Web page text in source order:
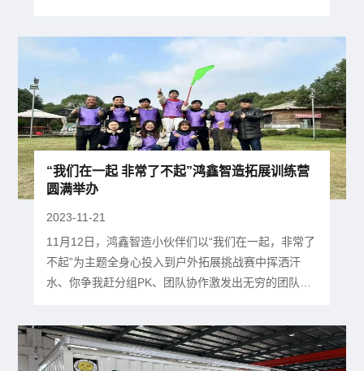
为12500*7000*4000mm，其中包含两台1200kw的磁
悬浮制冷机组及其配套的板式换热机组、冷冻水泵、
冷却水泵、水处理设备、冷却塔、集中高效控制柜
等。该项目采用双拼箱形式，现场除箱体拼接和冷却
塔组装外，其余...
“我们在一起 非常了不起”鸿鑫智造拓展训练营
圆满举办
2023-11-21
11月12日，鸿鑫智造小伙伴们以“我们在一起，非常了
不起”为主题全身心投入到户外拓展挑战赛中挥洒汗
水、你争我赶分组PK、团队协作激发出无穷的团队凝
生活农庄。首先开始的是户外烧烤活动，自己动手、
丰衣足食。鸿鑫智造小伙伴们团结协作，你生火，我
烤串，厨房小白们在一旁打下手！大家围坐在一起，